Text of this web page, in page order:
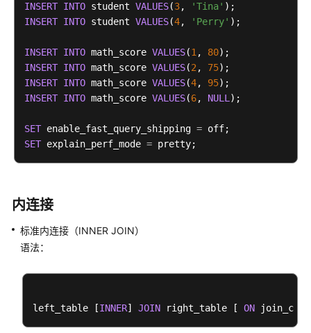
开
发
指
(9.1.0.x)
使
用
INSERT INTO student VALUES(3, 'Tina'
INSERT INTO student VALUES(4, 'Perry' );
INSERT INTO math_score VALUES(1 , 80
INSERT INTO math_score VALUES(2 , 75
INSERT INTO math_score VALUES(4, 95
INSERT INTO math_score VALUES(6, NULL );
SET enable_fast_query_shipping =
SET explain_perf_mode =
内连接
标准内连接（INNER JOIN）
语法：
left_table [INNER] JOIN right_table [ ON